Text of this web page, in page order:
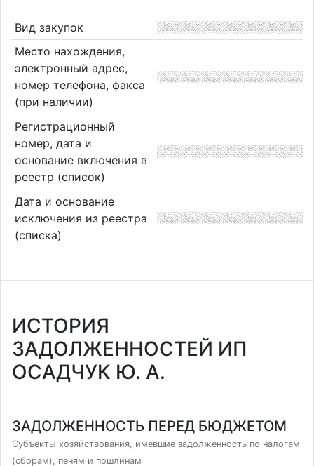
Вид закупок
Место нахождения,
электронный адрес,
номер телефона, факса
(при наличии)
Регистрационный
номер, дата и
основание включения в
реестр (список)
Дата и основание
исключения из реестра
(списка)
ИСТОРИЯ
ЗАДОЛЖЕННОСТЕЙ ИП
ОСАДЧУК Ю. А.
ЗАДОЛЖЕННОСТЬ ПЕРЕД БЮДЖЕТОМ
Субъекты хозяйствования, имевшие задолженность по налогам
(сборам), пеням и пошлинам